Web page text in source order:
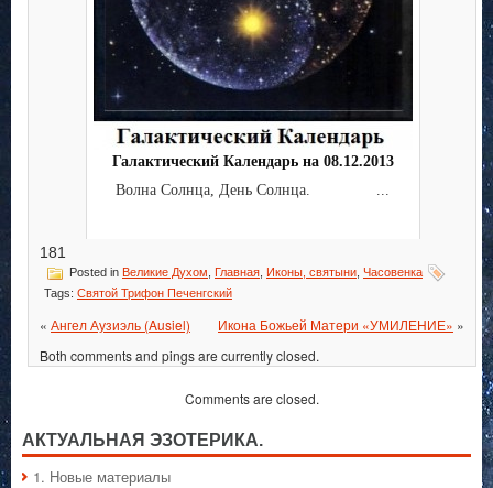
Галактический Календарь на 08.12.2013
Волна Солнца, День Солнца. ...
181
Posted in Великие Духом Главная Иконы, святыни Часовенка
Tags: Святой Трифон Печенгский
« Ангел Аузиэль (Ausiel) Икона Божьей Матери «УМИЛЕНИЕ» »
Both comments and pings are currently closed.
Comments are closed.
АКТУАЛЬНАЯ ЭЗОТЕРИКА.
1. Hовые материалы